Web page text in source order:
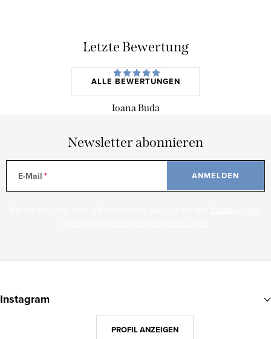
Letzte Bewertung
ALLE BEWERTUNGEN
Ioana Buda
Newsletter abonnieren
E-Mail ANMELDEN
uInstagram
PROFIL ANZEIGEN